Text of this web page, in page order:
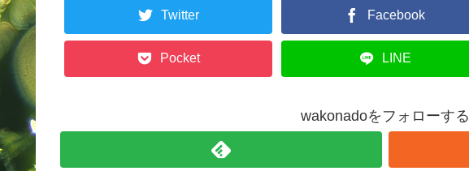
Twitter Facebook
Pocket LINE
wakonadoをフォローする